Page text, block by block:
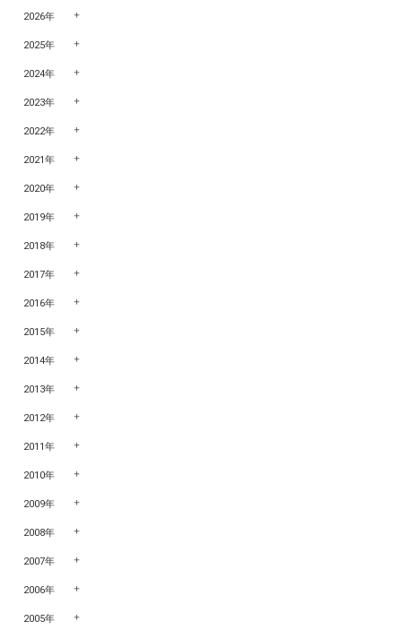
2026年
2025年
2024年
2023年
2022年
2021年
2020年
2019年
2018年
2017年
2016年
2015年
2014年
2013年
2012年
2011年
2010年
2009年
2008年
2007年
2006年
2005年